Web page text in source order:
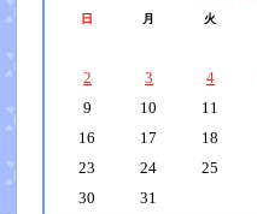
日 月 火
2
3 4
9
10 11
16
17 18
23
24 25
30
31